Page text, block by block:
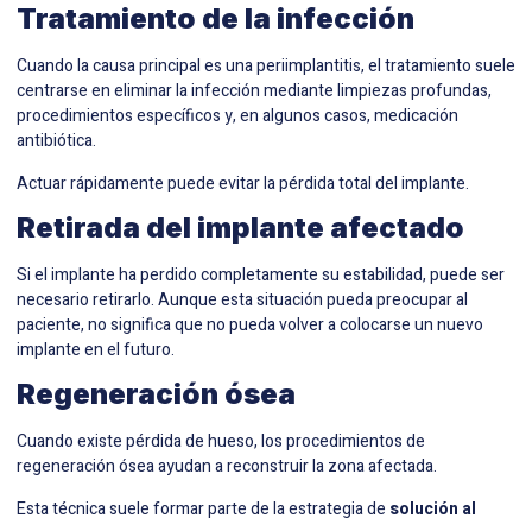
Tratamiento de la infección
Cuando la causa principal es una periimplantitis, el tratamiento suele
centrarse en eliminar la infección mediante limpiezas profundas,
procedimientos específicos y, en algunos casos, medicación
antibiótica.
Actuar rápidamente puede evitar la pérdida total del implante.
Retirada del implante afectado
Si el implante ha perdido completamente su estabilidad, puede ser
necesario retirarlo. Aunque esta situación pueda preocupar al
paciente, no significa que no pueda volver a colocarse un nuevo
implante en el futuro.
Regeneración ósea
Cuando existe pérdida de hueso, los procedimientos de
regeneración ósea ayudan a reconstruir la zona afectada.
Esta técnica suele formar parte de la estrategia de solución al